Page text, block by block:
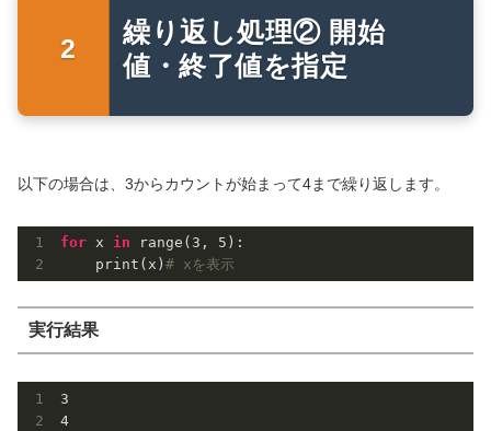
繰り返し処理② 開始
値・終了値を指定
以下の場合は、3からカウントが始まって4まで繰り返します。
for x in range( 3 , 5 ):
    print(x)
# xを表示
実行結果
3
4